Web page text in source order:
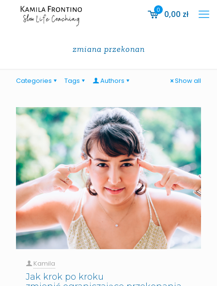
0 0,00 zł
zmiana przekonan
Categories Tags Authors Show all
Kamila
Jak krok po kroku